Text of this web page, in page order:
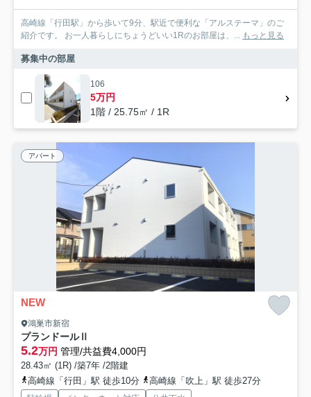
高崎線「行田駅」から歩いて9分、駅近で便利な「アルステーマ」のご
紹介です。 お一人暮らしにちょうどいい1Rのお部屋は、...
もっと見る
募集中の部屋
106
5万円
1階 / 25.75㎡ / 1R
アパート
NEW
鴻巣市新宿
プランドールⅡ
5.2万円 管理/共益費4,000円
28.43㎡ (1R) /築7年 /2階建
高崎線「行田」駅 徒歩10分
高崎線「吹上」駅 徒歩27分